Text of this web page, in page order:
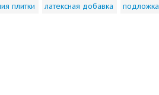
плитки латексная добавка подложка